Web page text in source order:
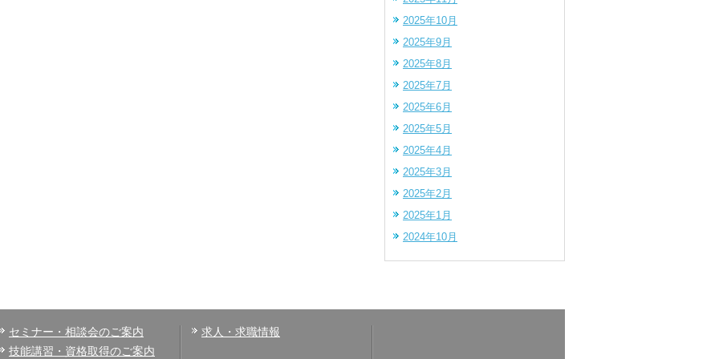
2025年10月
2025年9月
2025年8月
2025年7月
2025年6月
2025年5月
2025年4月
2025年3月
2025年2月
2025年1月
2024年10月
セミナー・相談会のご案内
技能講習・資格取得のご案内
求人・求職情報